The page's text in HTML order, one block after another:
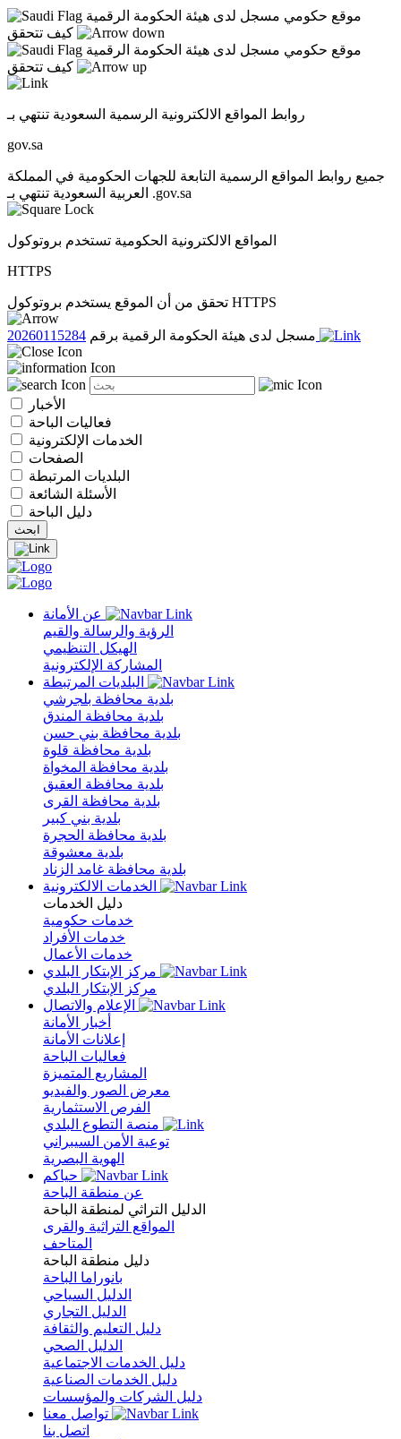
موقع حكومي مسجل لدى هيئة الحكومة الرقمية
موقع حكومي مسجل لدى هيئة الحكومة الرقمية
روابط المواقع الالكترونية الرسمية السعودية تنتهي بـ
gov.sa
جميع روابط المواقع الرسمية التابعة للجهات الحكومية في المملكة
العربية السعودية تنتهي بـ .gov.sa
المواقع الالكترونية الحكومية تستخدم بروتوكول
HTTPS
تحقق من أن الموقع يستخدم بروتوكول HTTPS
مسجل لدى هيئة الحكومة الرقمية برقم
الأخبار
فعاليات الباحة
الخدمات الإلكترونية
الصفحات
البلديات المرتبطة
الأسئلة الشائعة
دليل الباحة
الرؤية والرسالة والقيم
الهيكل التنظيمي
المشاركة الإلكترونية
بلدية محافظة بلجرشي
بلدية محافظة المندق
بلدية محافظة بني حسن
بلدية محافظة قلوة
بلدية محافظة المخواة
بلدية محافظة العقيق
بلدية محافظة القرى
بلدية بني كبير
بلدية محافظة الحجرة
بلدية معشوقة
بلدية محافظة غامد الزناد
دليل الخدمات
خدمات حكومية
خدمات الأفراد
خدمات الأعمال
مركز الإبتكار البلدي
أخبار الأمانة
إعلانات الأمانة
فعاليات الباحة
المشاريع المتميزة
معرض الصور والفيديو
الفرص الاستثمارية
منصة التطوع البلدي
توعية الأمن السيبراني
الهوية البصرية
عن منطقة الباحة
الدليل التراثي لمنطقة الباحة
المواقع التراثية والقرى
المتاحف
دليل منطقة الباحة
بانوراما الباحة
الدليل السياحي
الدليل التجاري
دليل التعليم والثقافة
الدليل الصحي
دليل الخدمات الاجتماعية
دليل الخدمات الصناعية
دليل الشركات والمؤسسات
اتصل بنا